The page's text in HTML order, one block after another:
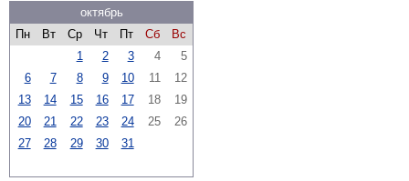
октябрь
Пн
Вт Ср Чт Пт Сб
Вс
1
2 3 4
5
6
7 8 9 10 11
12
13
14 15 16 17 18
19
20
21 22 23 24 25
26
27
28 29 30 31